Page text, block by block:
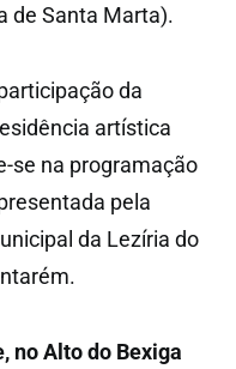
de Santa Marta).
da
artística
se na programação
pela
da Lezíria do
no Alto do Bexiga